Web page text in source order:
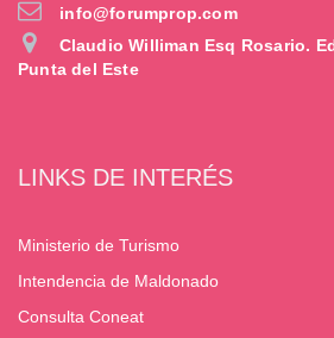
info@forumprop.com
Claudio Williman Esq Rosario.
Punta del Este
LINKS DE INTERÉS
Ministerio de Turismo
Intendencia de Maldonado
Consulta Coneat